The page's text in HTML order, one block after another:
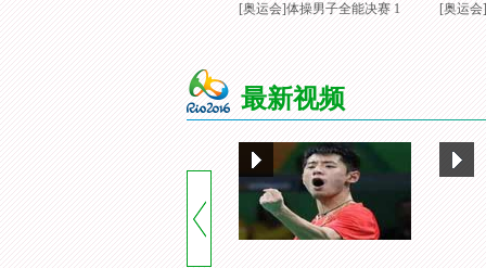
[奥运会]体操男子全能决赛 1 [奥运
最新视频